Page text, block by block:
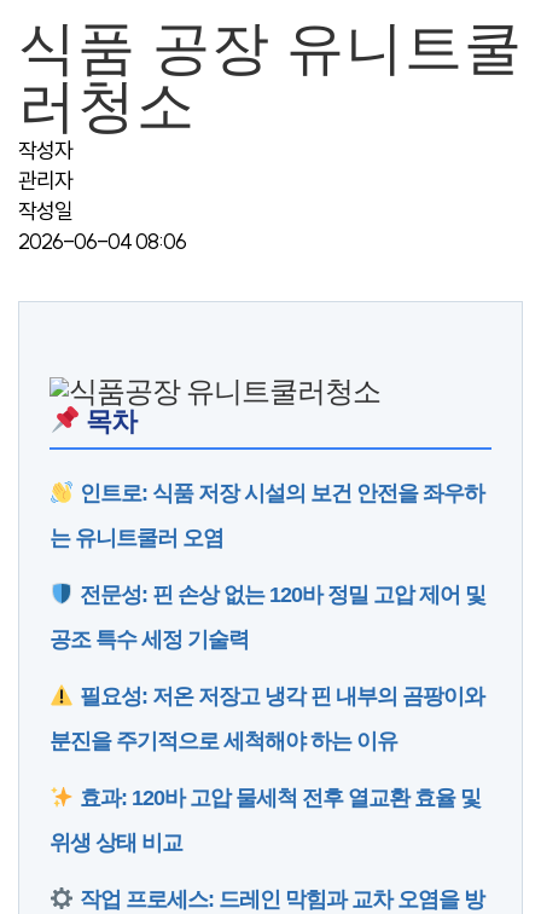
작업일지
온라인견적문의
식품 공장 유니트쿨
러청소
작성자
관리자
작성일
2026-06-04 08:06
목차
인트로: 식품 저장 시설의 보건 안전을 좌우하
는 유니트쿨러 오염
전문성: 핀 손상 없는 120바 정밀 고압 제어 및
공조 특수 세정 기술력
필요성: 저온 저장고 냉각 핀 내부의 곰팡이와
분진을 주기적으로 세척해야 하는 이유
효과: 120바 고압 물세척 전후 열교환 효율 및
위생 상태 비교
작업 프로세스: 드레인 막힘과 교차 오염을 방